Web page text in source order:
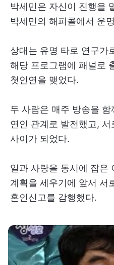
박세민은 자신이 진행을
박세민의 해피콜에서 운
상대는 유명 타로 연구가
해당 프로그램에 패널로
첫인연을 맺었다.
두 사람은 매주 방송을
연인 관계로 발전했고,
사이가 되었다.
일과 사랑을 동시에 잡은
계획을 세우기에 앞서 서
혼인신고를 감행했다.